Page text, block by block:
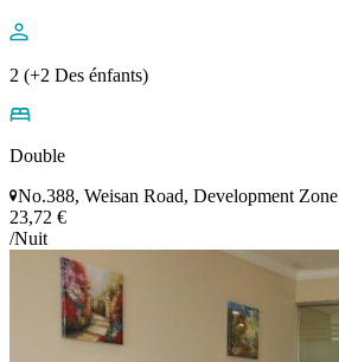
2 (+2 Des énfants)
Double
No.388, Weisan Road, Development Zone
23,72 €
/Nuit